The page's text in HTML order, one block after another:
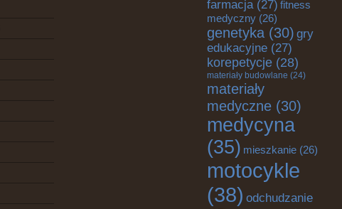
farmacja(27) fitness
medyczny (26)
genetyka (30) gry
edukacyjne (27)
korepetycje (28)
materiały budowlane (24)
materiały
medyczne (30)
medycyna
(35) mieszkanie (26)
motocykle
(38) odchudzanie